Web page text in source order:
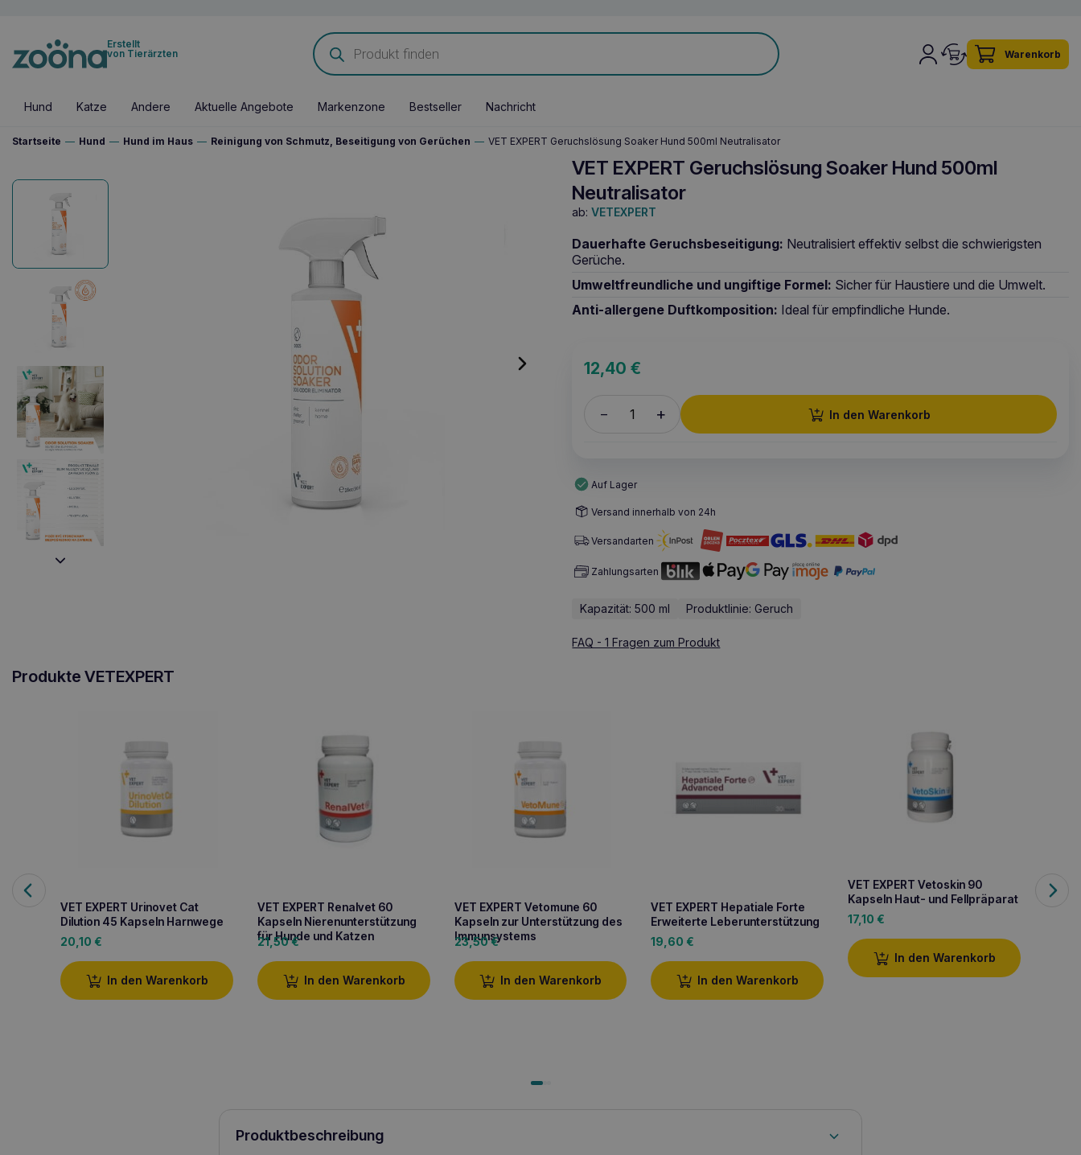
Erstellt
von Tierärzten
Products
search
Warenkorb
Hund Katze Andere Aktuelle Angebote Markenzone Bestseller Nachricht
Startseite — Hund — Hund im Haus — Reinigung von Schmutz, Beseitigung von Gerüchen — VET EXPERT Geruchslösung Soaker Hund 500ml Neutralisator
VET EXPERT Geruchslösung Soaker Hund 500ml
Neutralisator
ab: VETEXPERT
Dauerhafte Geruchsbeseitigung: Neutralisiert effektiv selbst die schwierigsten
Gerüche.
Umweltfreundliche und ungiftige Formel: Sicher für Haustiere und die Umwelt.
Anti-allergene Duftkomposition: Ideal für empfindliche Hunde.
12,40€
– + In den Warenkorb
Auf Lager
Versand innerhalb von 24h
Versandarten
Zahlungsarten
Kapazität: 500 ml Produktlinie: Geruch
FAQ - 1 Fragen zum Produkt
Produkte VETEXPERT
VET EXPERT Urinovet Cat
Dilution 45 Kapseln Harnwege
20,10 €
In den Warenkorb
VET EXPERT Renalvet 60
Kapseln Nierenunterstützung
für Hunde und Katzen
21,50€
In den Warenkorb
VET EXPERT Vetomune 60
Kapseln zur Unterstützung des
Immunsystems
23,50€
In den Warenkorb
VET EXPERT Hepatiale Forte
Erweiterte Leberunterstützung
19,60 €
In den Warenkorb
VET EXPERT Vetoskin 90
Kapseln Haut- und Fellpräparat
17,10 €
In den Warenkorb
Produktbeschreibung